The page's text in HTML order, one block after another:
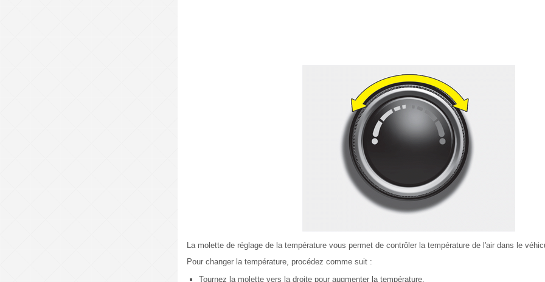
La molette de réglage de la température vous permet de contrôler la température de l'air dans le
Pour changer la température, procédez comme suit :
Tournez la molette vers la droite pour augmenter la température.